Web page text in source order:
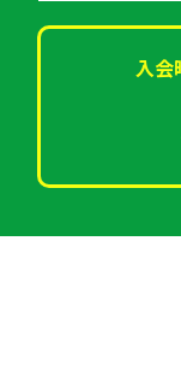
入会